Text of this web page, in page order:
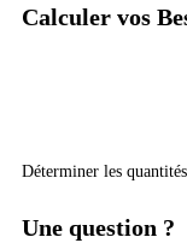
Calculer vos
Déterminer les
Une question ?